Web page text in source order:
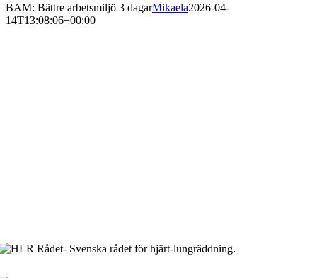
BAM: Bättre arbetsmiljö 3 dagarMikaela2026-04-
14T13:08:06+00:00